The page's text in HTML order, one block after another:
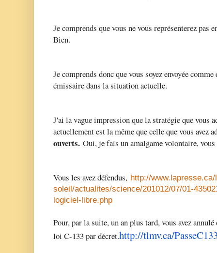
Je comprends que vous ne vous représenterez pas
Bien.
Je comprends donc que vous soyez envoyée
émissaire dans la situation actuelle.
J'ai la vague impression que la stratégie que vous
actuellement est la même que celle que vous avez
ouverts. Oui, je fais un amalgame volontaire,
Vous les avez défendus, http://www.lapresse.ca/
soleil/actualites/science/201012/07/01-
logiciel-libre.php
Pour, par la suite, un an plus tard, vous avez
loi C-133 par décret.http://tlmv.ca/